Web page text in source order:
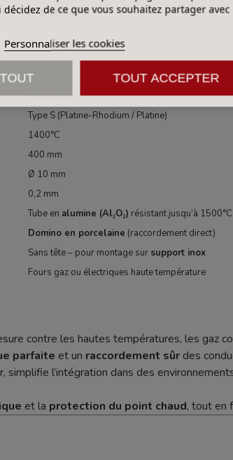
température.
SONDS400
Type S (Platine-Rhodium / Platine)
1400°C
400 mm
Ø 10 mm
0,2 mm
Tube en alumine (Al₂O₃) résistant jusqu’à 1500°C
Domino en porcelaine (raccordement direct)
Sans tête – pour montage sur support inox
Fours gaz ou électriques haute température
contre les hautes températures, les gaz
parfaite et un raccordement sûrdes
simplifie l’intégration dans des
et la protection du point chaud, tout en
décidez de ce que vous souhaitez partager avec
Personnaliser les cookies
TOUT ACCEPTER